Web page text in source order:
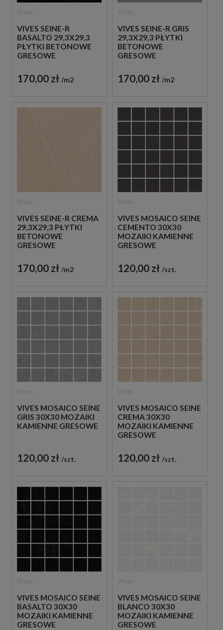
VIVES SEINE-R
BASALTO 29,3X29,3
PŁYTKI BETONOWE
GRESOWE
170,00 zł m2
VIVES SEINE-R GRIS
29,3X29,3 PŁYTKI
BETONOWE
GRESOWE
170,00 zł m2
VIVES SEINE-R CREMA
29,3X29,3 PŁYTKI
BETONOWE
GRESOWE
170,00 zł m2
VIVES MOSAICO SEINE
CEMENTO 30X30
MOZAIKI KAMIENNE
GRESOWE
120,00 zł szt.
VIVES MOSAICO SEINE
GRIS 30X30 MOZAIKI
KAMIENNE GRESOWE
120,00 zł szt.
VIVES MOSAICO SEINE
CREMA 30X30
MOZAIKI KAMIENNE
GRESOWE
120,00 zł szt.
VIVES MOSAICO SEINE
BASALTO 30X30
MOZAIKI KAMIENNE
GRESOWE
VIVES MOSAICO SEINE
BLANCO 30X30
MOZAIKI KAMIENNE
GRESOWE